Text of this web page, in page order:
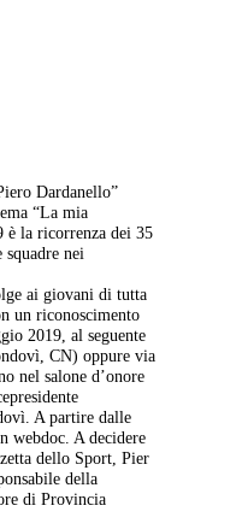
Dardanello”
“La mia
è la ricorrenza dei 35
nei
ai giovani di tutta
un riconoscimento
2019, al seguente
CN) oppure via
nel salone d’onore
A partire dalle
webdoc. A decidere
dello Sport, Pier
della
di Provincia